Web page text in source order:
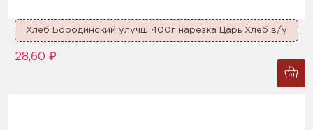
Хлеб Бородинский улучш 400г нарезка Царь Хлеб в/у
28,60 ₽